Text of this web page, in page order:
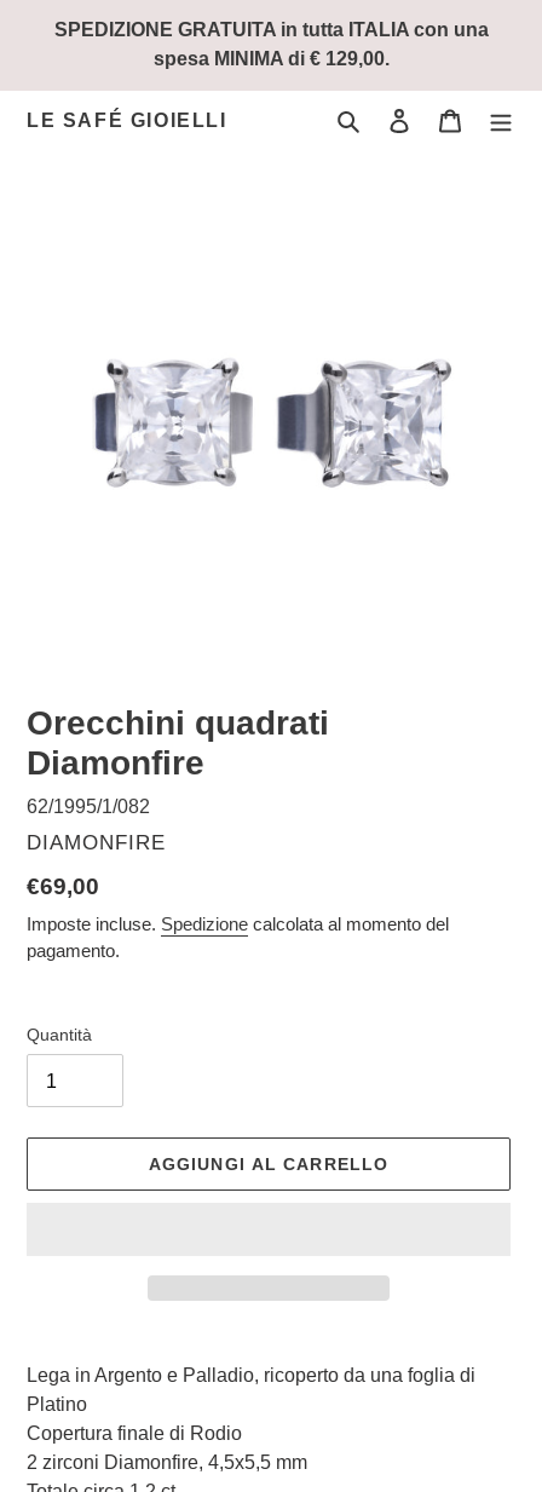
direttamente
SPEDIZIONE GRATUITA in tutta ITALIA con una
spesa MINIMA di € 129,00.
LE SAFÉ GIOIELLI Cerca Accedi Carrello
Orecchini quadrati
Diamonfire
62/1995/1/082
VENDITORE
DIAMONFIRE
Prezzo
di
listino
€69,00
Imposte incluse. Spedizione calcolata al momento del
pagamento.
Quantità
AGGIUNGI AL CARRELLO
del
prodotto
nel
carrello
Lega in Argento e Palladio, ricoperto da una foglia di
Platino
Copertura finale di Rodio
2 zirconi Diamonfire, 4,5x5,5 mm